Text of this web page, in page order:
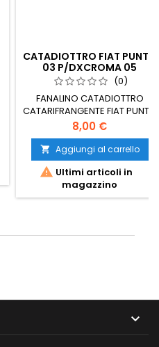
CATADIOTTRO FIAT PUNTO
03 P/DXCROMA 05
(0)
FANALINO CATADIOTTRO
CATARIFRANGENTE FIAT PUNTO
03 POSTERIORE DESTRO DX
CROMA 05
Prezzo
8,00 €
 Aggiungi al carrello
 Ultimi articoli in
magazzino
